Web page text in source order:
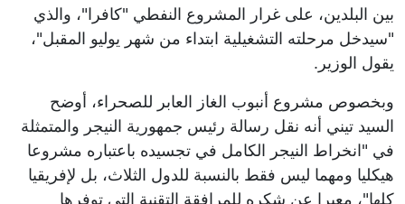
بين البلدين، على غرار المشروع النفطي "كافرا"، والذي
"سيدخل مرحلته التشغيلية ابتداء من شهر يوليو المقبل"،
يقول الوزير.
وبخصوص مشروع أنبوب الغاز العابر للصحراء، أوضح
السيد تيني أنه نقل رسالة رئيس جمهورية النيجر والمتمثلة
في "انخراط النيجر الكامل في تجسيده باعتباره مشروعا
هيكليا ومهما ليس فقط بالنسبة للدول الثلاث، بل لإفريقيا
كلها"، معبرا عن شكره للمرافقة التقنية التي توفرها